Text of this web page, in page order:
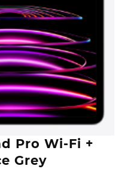
Pro Wi‑Fi +
Grey